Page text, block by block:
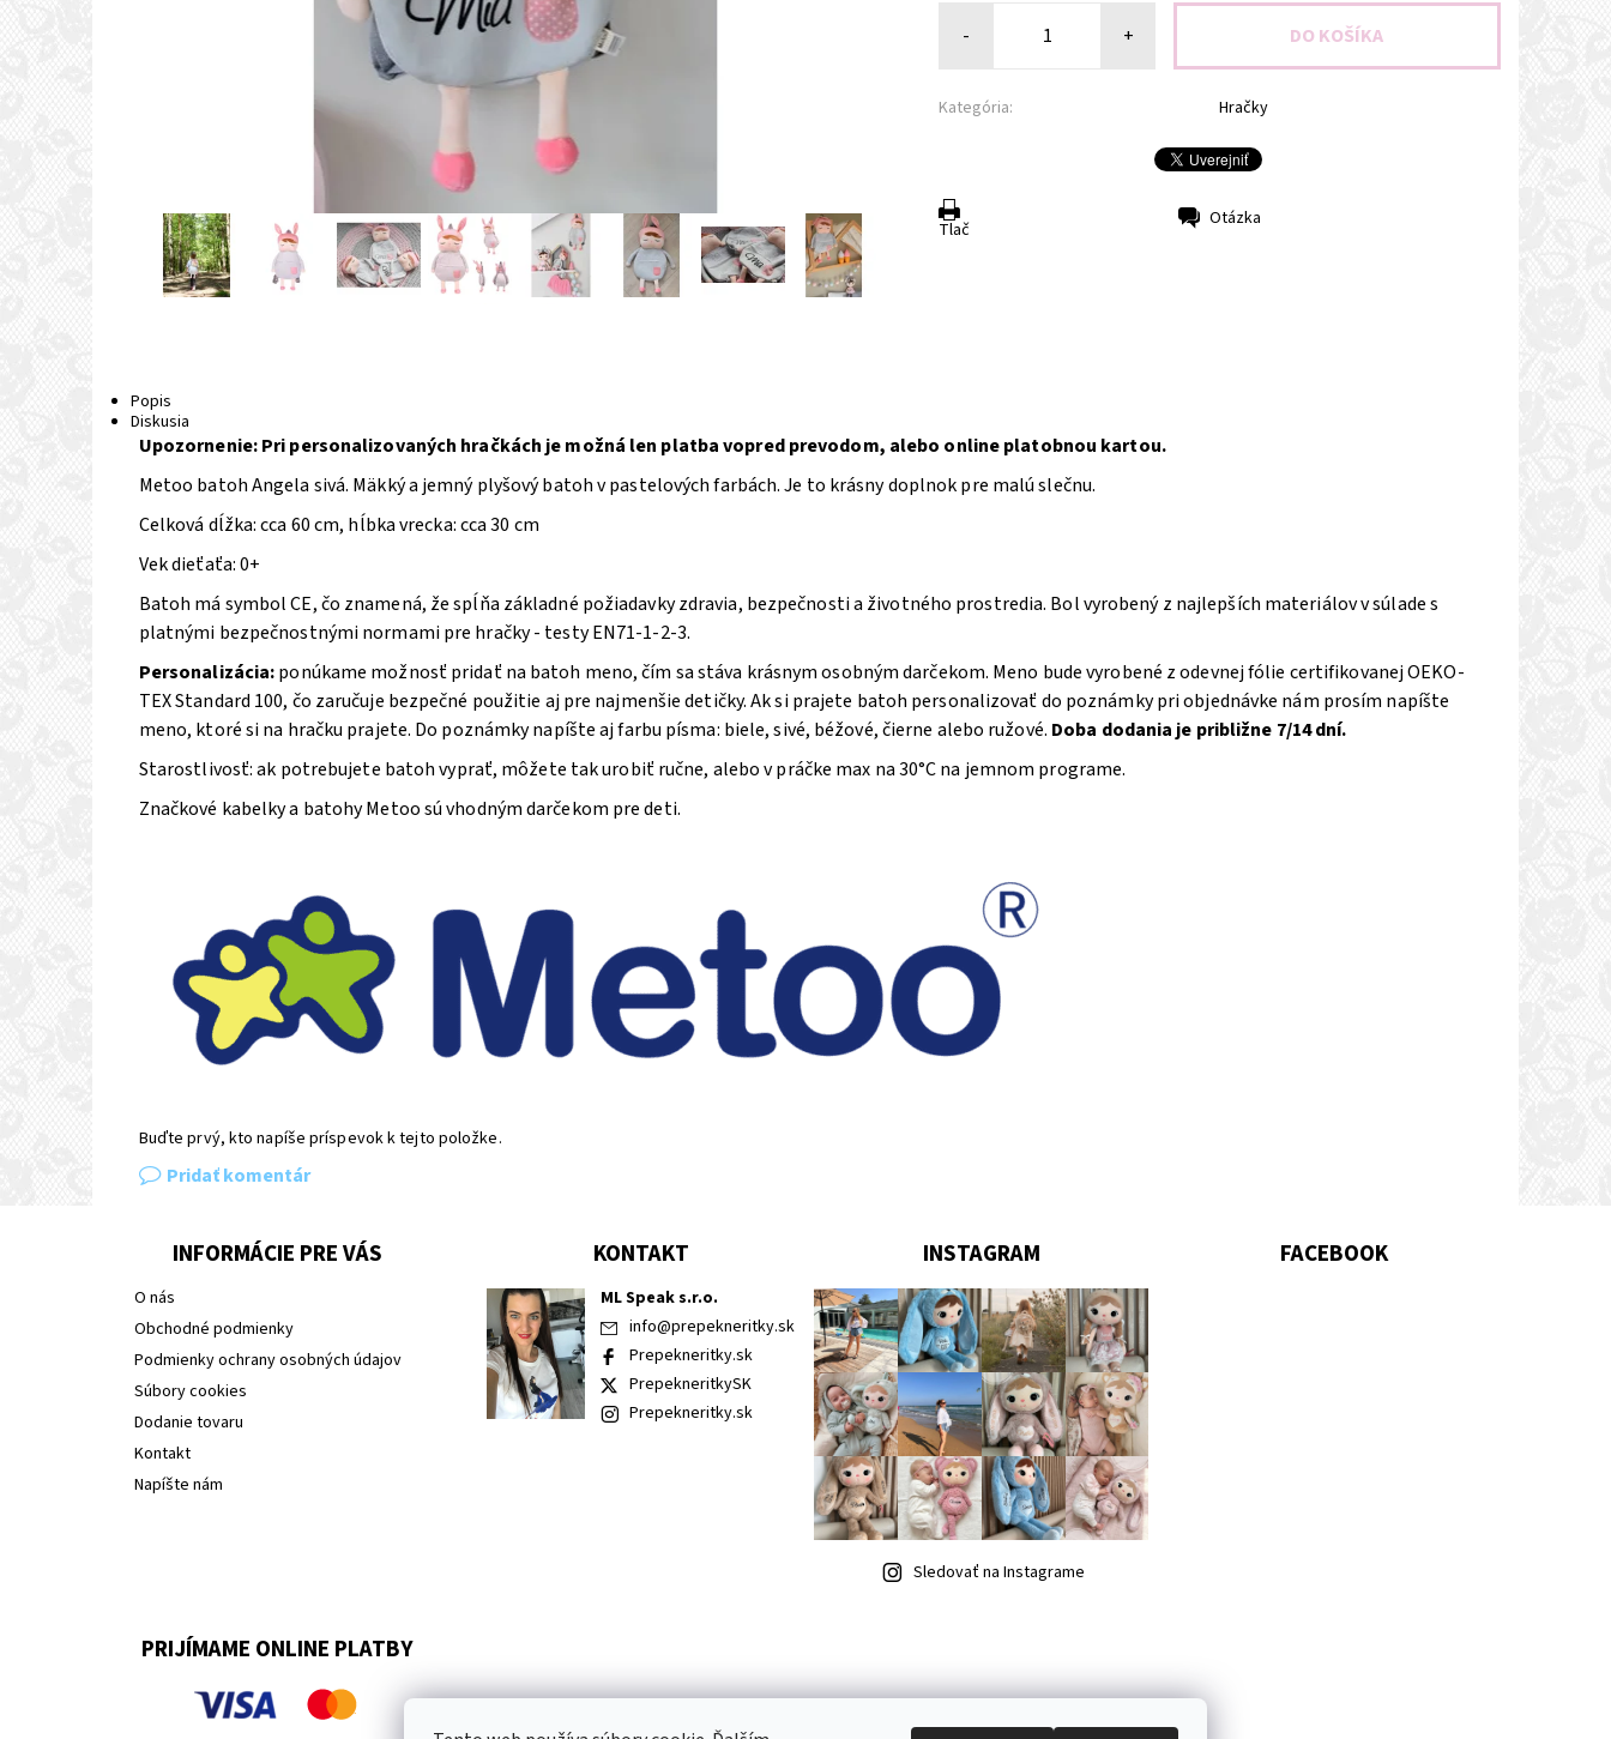
- +
Kategória: Hračky
Tlač Otázka
Popis
Diskusia
Upozornenie: Pri personalizovaných hračkách je možná len platba vopred prevodom, alebo online platobnou kartou.
Metoo batoh Angela sivá. Mäkký a jemný plyšový batoh v pastelových farbách. Je to krásny doplnok pre malú slečnu.
Celková dĺžka: cca 60 cm, hĺbka vrecka: cca 30 cm
Vek dieťaťa: 0+
Batoh má symbol CE, čo znamená, že spĺňa základné požiadavky zdravia, bezpečnosti a životného prostredia. Bol vyrobený z najlepších materiálov v súlade s
platnými bezpečnostnými normami pre hračky - testy EN71-1-2-3.
Personalizácia:ponúkame možnosť pridať na batoh meno, čím sa stáva krásnym osobným darčekom. Meno bude vyrobené z odevnej fólie certifikovanej OEKO-
TEX Standard 100, čo zaručuje bezpečné použitie aj pre najmenšie detičky. Ak si prajete batoh personalizovať do poznámky pri objednávke nám prosím napíšte
meno, ktoré si na hračku prajete. Do poznámky napíšte aj farbu písma: biele, sivé, béžové, čierne alebo ružové. Doba dodania je približne 7/14 dní.
Starostlivosť: ak potrebujete batoh vyprať, môžete tak urobiť ručne, alebo v práčke max na 30°C na jemnom programe.
Značkové kabelky a batohy Metoo sú vhodným darčekom pre deti.
Buďte prvý, kto napíše príspevok k tejto položke.
Pridať komentár
INFORMÁCIE PRE VÁS
O nás
Obchodné podmienky
Podmienky ochrany osobných údajov
Súbory cookies
Dodanie tovaru
Kontakt
Napíšte nám
KONTAKT
ML Speak s.r.o.
info@prepekneritky.sk
Prepekneritky.sk
PrepekneritkySK
Prepekneritky.sk
INSTAGRAM
Sledovať na Instagrame
FACEBOOK
PRIJÍMAME ONLINE PLATBY